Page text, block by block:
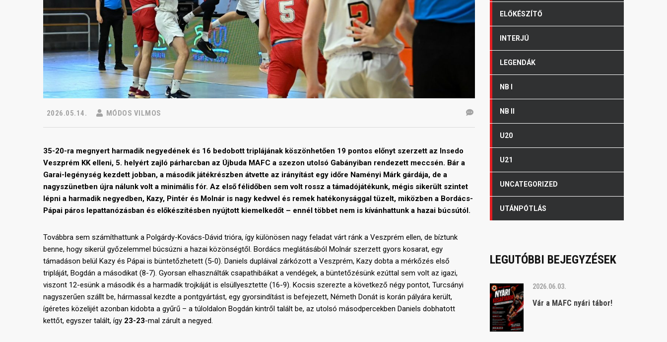
2026.05.14. MÓDOS VILMOS
35-20-ra megnyert harmadik negyedének és 16 bedobott triplájának köszönhetően 19 pontos előnyt szerzett az Insedo
Veszprém KK elleni, 5. helyért zajló párharcban az Újbuda MAFC a szezon utolsó Gabányiban rendezett meccsén. Bár a
Garai-legénység kezdett jobban, a második játékrészben átvette az irányítást egy időre Naményi Márk gárdája, de a
nagyszünetben újra nálunk volt a minimális fór. Az első félidőben sem volt rossz a támadójátékunk, mégis sikerült szintet
lépni a harmadik negyedben, Kazy, Pintér és Molnár is nagy kedvvel és remek hatékonysággal tüzelt, miközben a Bordács-
Pápai páros lepattanózásban és előkészítésben nyújtott kiemelkedőt – ennél többet nem is kívánhattunk a hazai búcsútól.
Továbbra sem számíthattunk a Polgárdy-Kovács-Dávid trióra, így különösen nagy feladat várt ránk a Veszprém ellen, de bíztunk
benne, hogy sikerül győzelemmel búcsúzni a hazai közönségtől. Bordács meglátásából Molnár szerzett gyors kosarat, egy
támadáson belül Kazy és Pápai is büntetőzhetett (5-0). Daniels dupláival zárkózott a Veszprém, Kazy dobta a mérkőzés első
tripláját, Bogdán a másodikat (8-7). Gyorsan elhasználták csapathibáikat a vendégek, a büntetőzésünk ezúttal sem volt az igazi,
viszont 12-esünk a második és a harmadik trojkáját is elsüllyesztette (16-9). Kocsis szerezte a következő négy pontot, Turcsányi
nagyszerűen szállt be, hármassal kezdte a pontgyártást, egy gyorsindítást is befejezett, Németh Donát is korán pályára került,
ígéretes közelijét azonban kidobta a gyűrű – a túloldalon Bogdán kintről talált be, az utolsó másodpercekben Daniels dobhatott
kettőt, egyszer talált, így 23-23-mal zárult a negyed.
ELŐKÉSZÍTŐ
INTERJÚ
LEGENDÁK
NB I
NB II
U20
U21
UNCATEGORIZED
UTÁNPÓTLÁS
LEGUTÓBBI BEJEGYZÉSEK
2026.06.03.
Vár a MAFC nyári tábor!